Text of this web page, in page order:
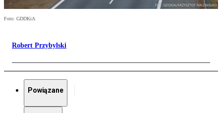
Foto: GDDKiA
Robert Przybylski
Powiązane